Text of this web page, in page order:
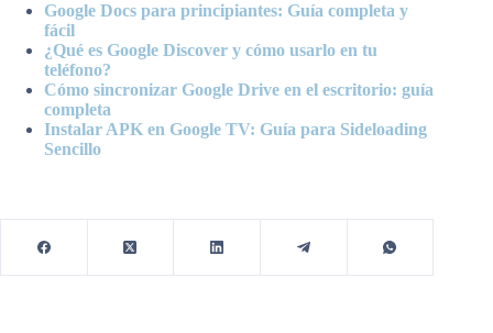
Google Docs para principiantes: Guía completa y
fácil
¿Qué es Google Discover y cómo usarlo en tu
teléfono?
Cómo sincronizar Google Drive en el escritorio: guía
completa
Instalar APK en Google TV: Guía para Sideloading
Sencillo